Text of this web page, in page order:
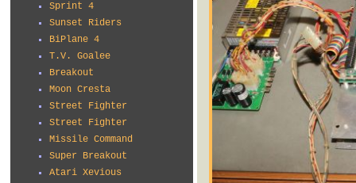
Sprint 4
Sunset Riders
BiPlane 4
T.V. Goalee
Breakout
Moon Cresta
Street Fighter
Street Fighter
Missile Command
Super Breakout
Atari Xevious